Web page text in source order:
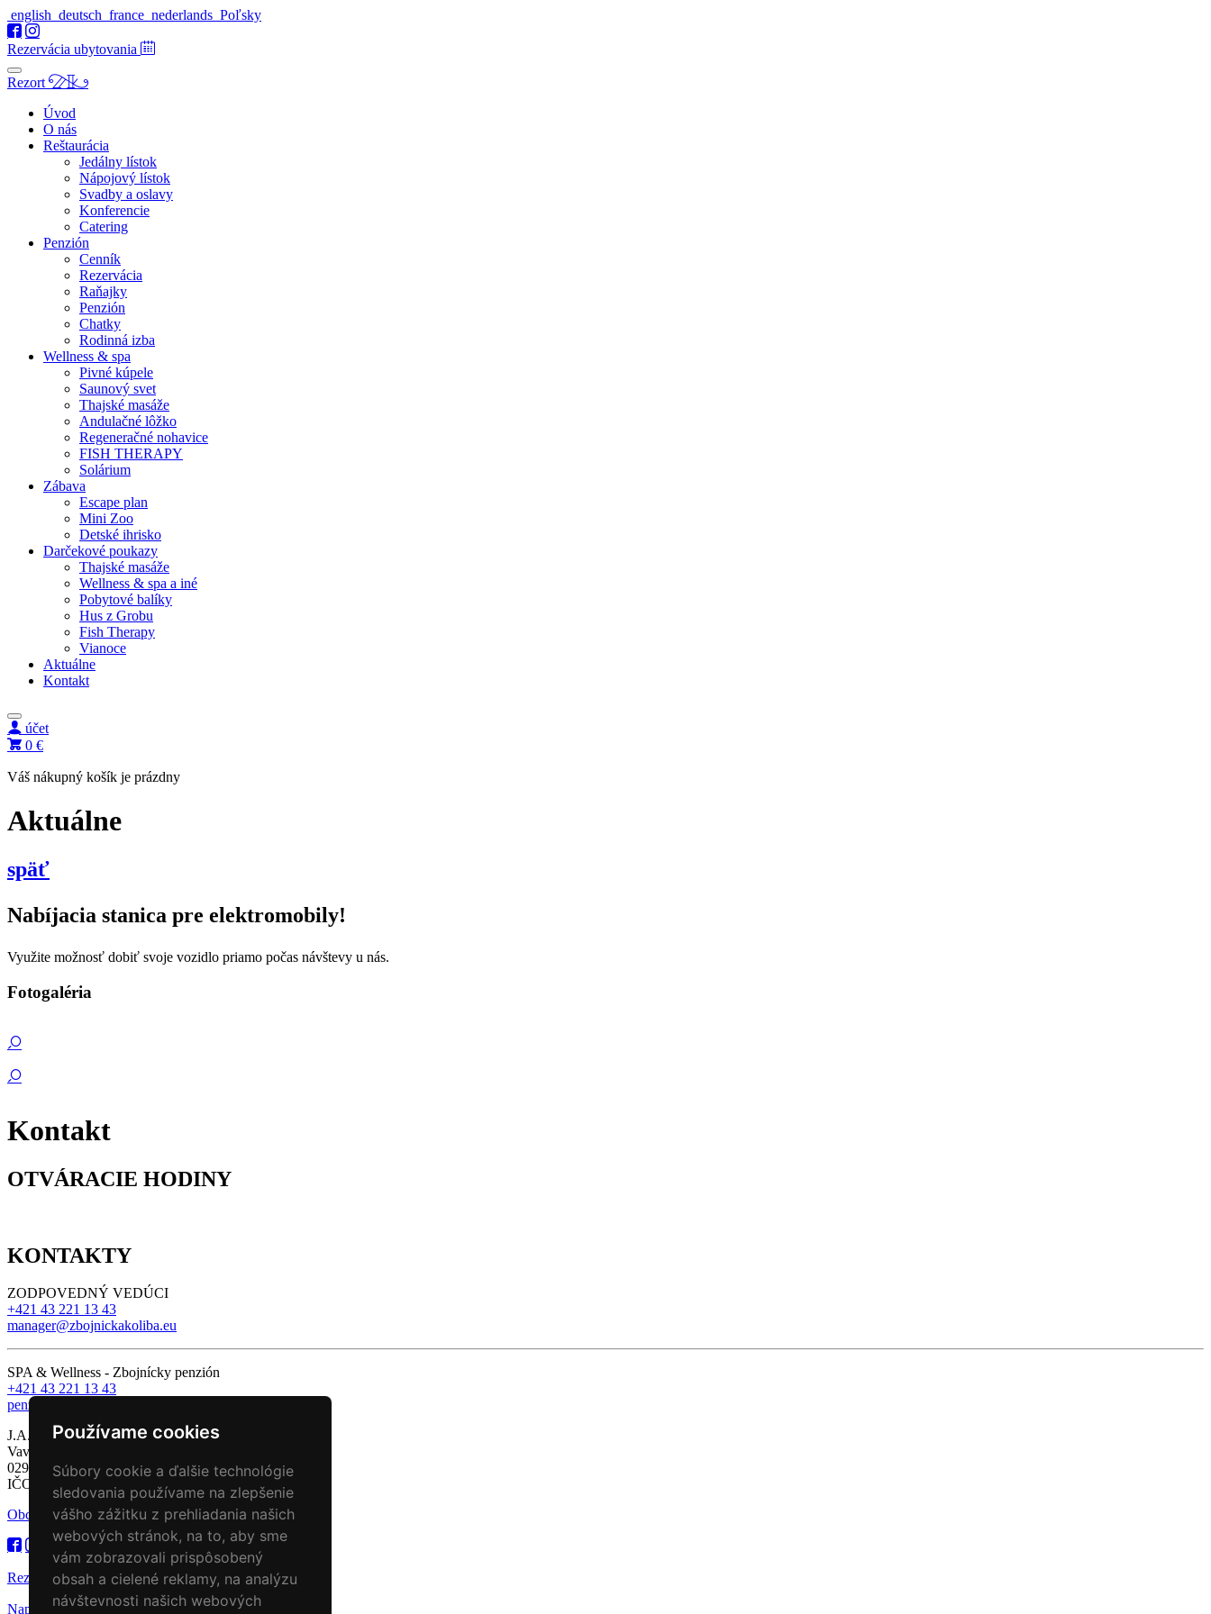
Používame cookies
Súbory cookie a ďalšie technológie
sledovania používame na zlepšenie
vášho zážitku z prehliadania našich
webových stránok, na to, aby sme
vám zobrazovali prispôsobený
obsah a cielené reklamy, na analýzu
návštevnosti našich webových
english deutsch france nederlands Poľsky
Rezervácia ubytovania
Rezort
Úvod
O nás
Reštaurácia
Jedálny lístok
Nápojový lístok
Svadby a oslavy
Konferencie
Catering
Penzión
Cenník
Rezervácia
Raňajky
Penzión
Chatky
Rodinná izba
Wellness & spa
Pivné kúpele
Saunový svet
Thajské masáže
Andulačné lôžko
Regeneračné nohavice
FISH THERAPY
Solárium
Zábava
Escape plan
Mini Zoo
Detské ihrisko
Darčekové poukazy
Thajské masáže
Wellness & spa a iné
Pobytové balíky
Hus z Grobu
Fish Therapy
Vianoce
Aktuálne
Kontakt
účet
0 €
Váš nákupný košík je prázdny
Aktuálne
späť
Nabíjacia stanica pre elektromobily!
Využite možnosť dobiť svoje vozidlo priamo počas návštevy u nás.
Fotogaléria
Kontakt
OTVÁRACIE HODINY
KONTAKTY
ZODPOVEDNÝ VEDÚCI
+421 43 221 13 43
manager@zbojnickakoliba.eu
SPA & Wellness - Zbojnícky penzión
+421 43 221 13 43
penzion@zbojnickakoliba.eu
J.A.A.P, s.r.o.
Vavrečka 311,
029 01 Vavrečka
IČO: 50257382
Obchodné podmienky
Rezervácia ubytovania
Napíšte nám